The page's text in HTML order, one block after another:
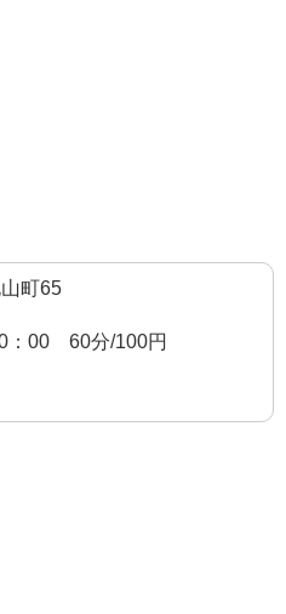
町65
：00 60分/100円